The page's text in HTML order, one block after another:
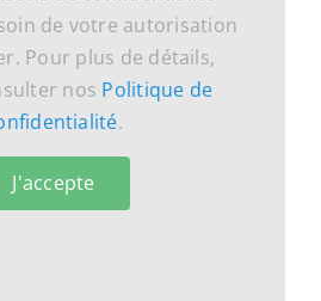
de votre autorisation
Pour plus de détails,
nos Politique de
.
J'accepte